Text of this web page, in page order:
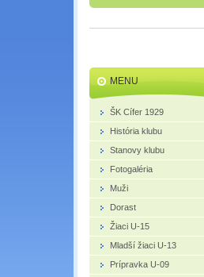
MENU
ŠK Cífer 1929
História klubu
Stanovy klubu
Fotogaléria
Muži
Dorast
Žiaci U-15
Mladší žiaci U-13
Prípravka U-09